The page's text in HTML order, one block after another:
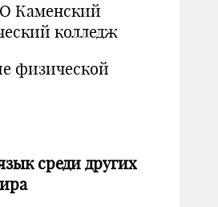
Каменский
колледж
физической
среди других